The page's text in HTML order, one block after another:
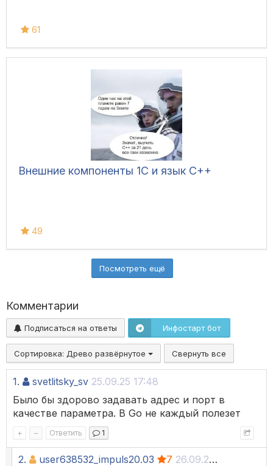
61
Внешние компоненты 1С и язык C++
49
Посмотреть ещё
Комментарии
Подписаться на ответы Инфостарт бот
Сортировка: Древо развёрнутое Свернуть все
1. svetlitsky_sv 25.09.25 17:48
Было бы здорово задавать адрес и порт в
качестве параметра. В Go не каждый полезет
+ – Ответить 1
2. user638532_impuls20.03 7 26.09.25 09:10